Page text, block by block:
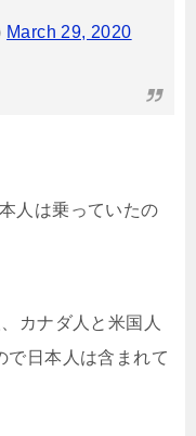
March 29, 2020
人は乗っていたの
カナダ人と米国人
で日本人は含まれて